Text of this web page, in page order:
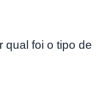
qual foi o tipo de